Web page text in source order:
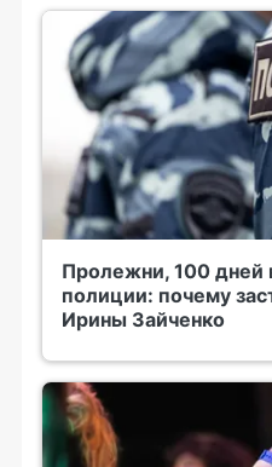
Пролежни, 100 дней
полиции: почему
Ирины Зайченко